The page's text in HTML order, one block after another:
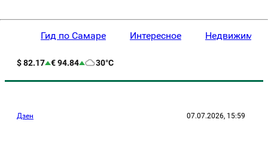
Гид по Самаре Интересное
$ 82.17 € 94.84 30°C
Дзен 07.07.2026, 15:59